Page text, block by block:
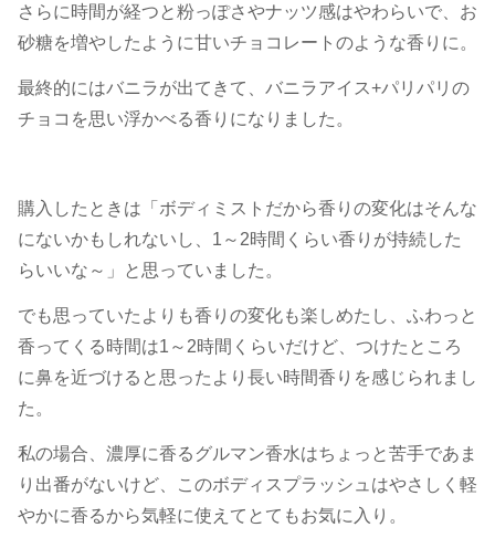
さらに時間が経つと粉っぽさやナッツ感はやわらいで、お
砂糖を増やしたように甘いチョコレートのような香りに。
最終的にはバニラが出てきて、バニラアイス+パリパリの
チョコを思い浮かべる香りになりました。
購入したときは「ボディミストだから香りの変化はそんな
にないかもしれないし、1～2時間くらい香りが持続した
らいいな～」と思っていました。
でも思っていたよりも香りの変化も楽しめたし、ふわっと
香ってくる時間は1～2時間くらいだけど、つけたところ
に鼻を近づけると思ったより長い時間香りを感じられまし
た。
私の場合、濃厚に香るグルマン香水はちょっと苦手であま
り出番がないけど、このボディスプラッシュはやさしく軽
やかに香るから気軽に使えてとてもお気に入り。